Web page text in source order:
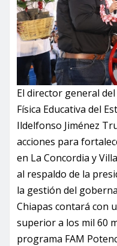
El director general
Física Educativa del
Ildelfonso Jiménez
acciones para
en La Concordia y
al respaldo de la
la gestión del
Chiapas contará con
superior a los mil 60
programa FAM